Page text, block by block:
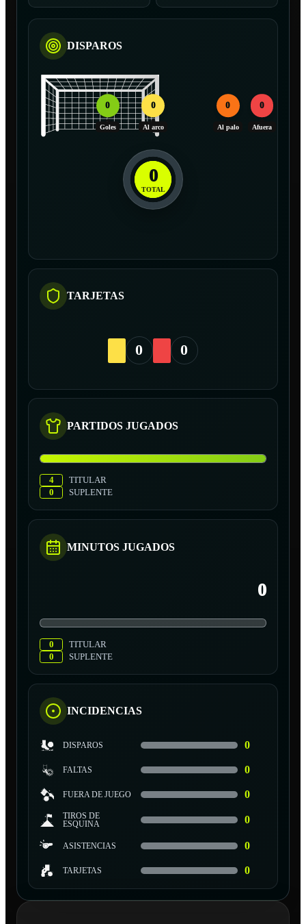
DISPAROS
0
Goles
0
Al arco
0
Al palo
0
Afuera
0
TOTAL
TARJETAS
0 0
PARTIDOS JUGADOS
4
TITULAR
0
SUPLENTE
MINUTOS JUGADOS
0
0
TITULAR
0
SUPLENTE
INCIDENCIAS
DISPAROS 0
FALTAS 0
FUERA DE JUEGO 0
TIROS DE
ESQUINA
0
ASISTENCIAS 0
TARJETAS 0